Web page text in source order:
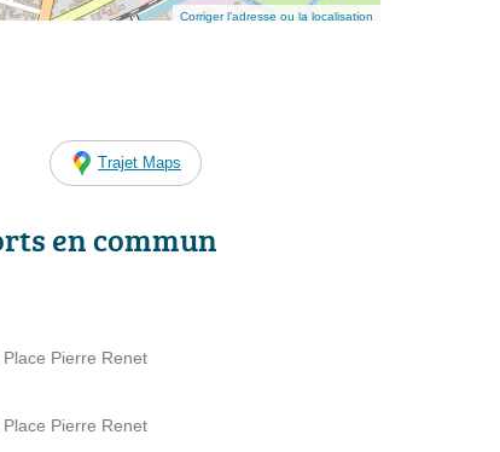
Corriger l’adresse ou la localisation
Trajet Maps
en commun
Pierre Renet
Pierre Renet